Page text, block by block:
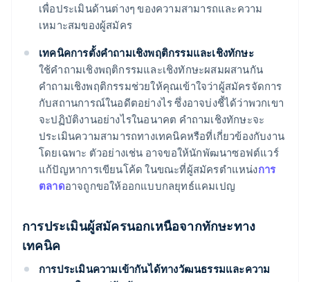
เพื่อประเมินด้านต่างๆ ของความสามารถและความ
เหมาะสมของผู้สมัคร
เทคนิคการตั้งคำถามเชิงพฤติกรรมและเชิงทักษะ
ใช้คำถามเชิงพฤติกรรมและเชิงทักษะผสมผสานกัน
คำถามเชิงพฤติกรรมช่วยให้คุณเข้าใจว่าผู้สมัครจัดการ
กับสถานการณ์ในอดีตอย่างไร ซึ่งอาจบ่งชี้ได้ว่าพวกเขา
จะปฏิบัติงานอย่างไรในอนาคต คำถามเชิงทักษะจะ
ประเมินความสามารถทางเทคนิคหรือที่เกี่ยวข้องกับงาน
โดยเฉพาะ ตัวอย่างเช่น อาจขอให้นักพัฒนาซอฟต์แวร์
แก้ปัญหาการเขียนโค้ด ในขณะที่ผู้สมัครตำแหน่งการ
ตลาดอาจถูกขอให้ออกแบบกลยุทธ์แคมเปญ
การประเมินผู้สมัครนอกเหนือจากทักษะทาง
เทคนิค
การประเมินความเข้ากันได้ทางวัฒนธรรมและความ